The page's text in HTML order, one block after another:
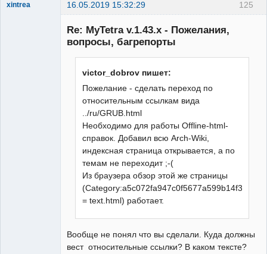
125
xintrea 16.05.2019 15:32:29
Re: MyTetra v.1.43.x - Пожелания,
вопросы, багрепорты
victor_dobrov пишет:
Пожелание - сделать переход по
относительным ссылкам вида
../ru/GRUB.html
Необходимо для работы Offline-html-
справок. Добавил всю Arch-Wiki,
индексная страница открывается, а по
темам не переходит ;-(
Из браузера обзор этой же страницы
= text.html) работает.
Вообще не понял что вы сделали. Куда должны
вест относительные ссылки? В каком тексте?